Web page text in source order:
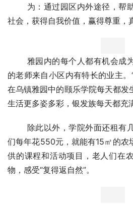
学：用学校的组织形式，重
活，使其在自主的学习中，获得充
为：通过园区内外途径，帮助
社会，获得自我价值，赢得尊重，
的老师来自小区内有特长的业主
在乌镇雅园中的颐乐学院每天都发
生活更多姿多彩，银发族每天都充